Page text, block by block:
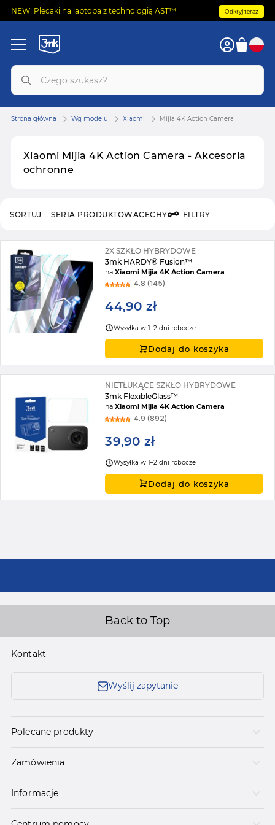
NEW! Plecaki na laptopa z technologią AST™ Odkryj teraz
Xiaomi Mijia 4K Action Camera - Akcesoria
ochronne
Strona główna Wg modelu Xiaomi Mijia 4K Action Camera
SERIA PRODUKTOWACECHY FILTRY
SORTUJ
2X SZKŁO HYBRYDOWE
3mk HARDY® Fusion™
naXiaomi Mijia 4K Action Camera
4.8 (145)
44,90 zł
Wysyłka w 1–2 dni robocze
Dodaj do koszyka
NIETŁUKĄCE SZKŁO HYBRYDOWE
3mk FlexibleGlass™
naXiaomi Mijia 4K Action Camera
4.9 (892)
39,90 zł
Wysyłka w 1–2 dni robocze
Dodaj do koszyka
Back to Top
Kontakt
Wyślij zapytanie
Polecane produkty
Zamówienia
Informacje